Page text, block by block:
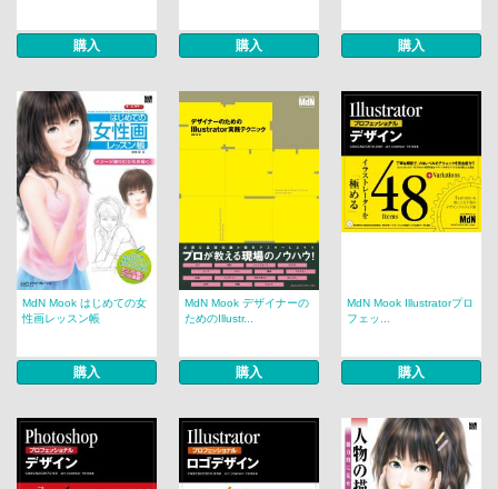
購入 購入 購入
MdN Mook はじめての女
性画レッスン帳
購入
MdN Mook デザイナーの
ためのIllustr...
購入
MdN Mook Illustratorプロ
フェッ...
購入